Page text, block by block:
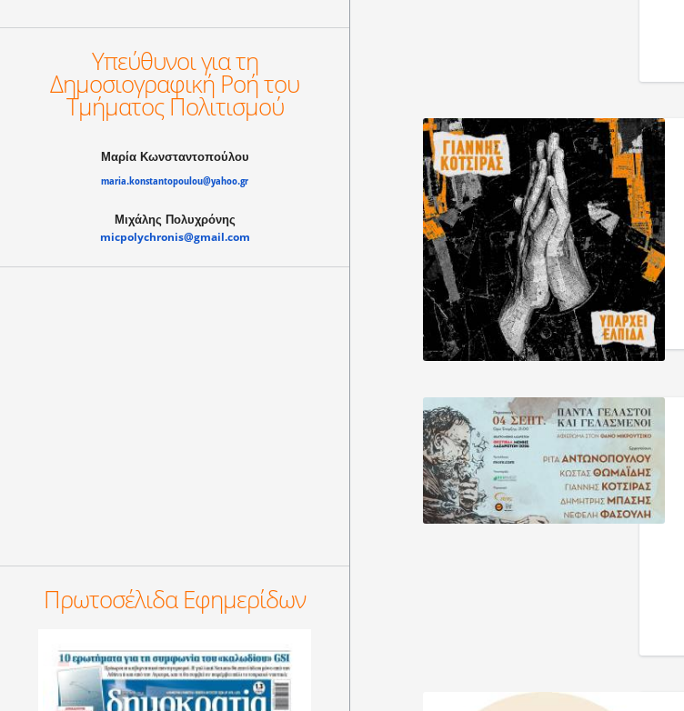
Υπεύθυνοι για τη
Δημοσιογραφική Ροή του
Τμήματος Πολιτισμού
Μαρία Κωνσταντοπούλου
maria.konstantopoulou@yahoo.gr
Μιχάλης Πολυχρόνης
micpolychronis@gmail.com
Πρωτοσέλιδα Εφημερίδων